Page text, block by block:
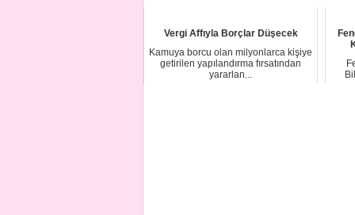
Vergi Affıyla Borçlar Düşecek
Kamuya borcu olan milyonlarca kişiye
getirilen yapılandırma fırsatından
yararlan...